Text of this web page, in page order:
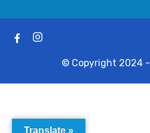
© Copyright 2024 -
Translate »